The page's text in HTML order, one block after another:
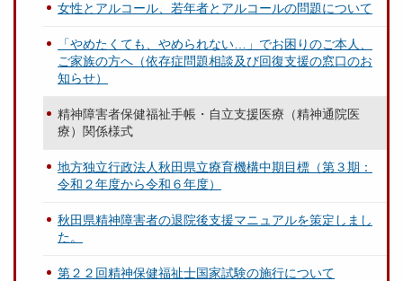
女性とアルコール、若年者とアルコールの問題について
「やめたくても、やめられない…」でお困りのご本人、
ご家族の方へ（依存症問題相談及び回復支援の窓口のお
知らせ）
精神障害者保健福祉手帳・自立支援医療（精神通院医
療）関係様式
地方独立行政法人秋田県立療育機構中期目標（第３期：
令和２年度から令和６年度）
秋田県精神障害者の退院後支援マニュアルを策定しまし
た。
第２２回精神保健福祉士国家試験の施行について